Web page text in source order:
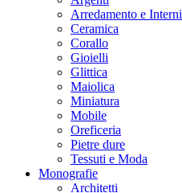
Arredamento e Interni
Ceramica
Corallo
Gioielli
Glittica
Maiolica
Miniatura
Mobile
Oreficeria
Pietre dure
Tessuti e Moda
Monografie
Architetti